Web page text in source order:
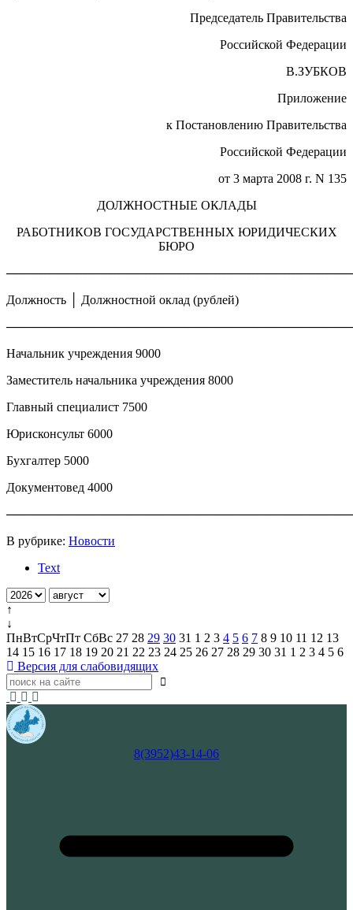
Председатель Правительства
Российской Федерации
В.ЗУБКОВ
Приложение
к Постановлению Правительства
Российской Федерации
от 3 марта 2008 г. N 135
ДОЛЖНОСТНЫЕ ОКЛАДЫ
РАБОТНИКОВ ГОСУДАРСТВЕННЫХ ЮРИДИЧЕСКИХ
БЮРО
Должность │ Должностной оклад (рублей)
Начальник учреждения 9000
Заместитель начальника учреждения 8000
Главный специалист 7500
Юрисконсульт 6000
Бухгалтер 5000
Документовед 4000
В рубрике: Новости
Text
↑
↓
ПнВтСрЧтПт СбВс 27 28 29 30 31 1 2 3 4 5 6 7 8 9 10 11 12 13
14 15 16 17 18 19 20 21 22 23 24 25 26 27 28 29 30 31 1 2 3 4 5 6
Версия для слабовидящих
8(3952)43-14-06